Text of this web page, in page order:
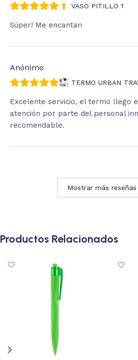
VASO PITILLO 1
Súper! Me encantan
Anónimo
TERMO URBAN
Excelente servicio, el termo llego
atención por parte del personal
recomendable.
Mostrar más reseñas
Productos Relacionados